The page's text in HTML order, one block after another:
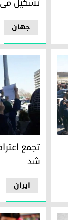
جھان
تجمع
ایران
تجمع
شد